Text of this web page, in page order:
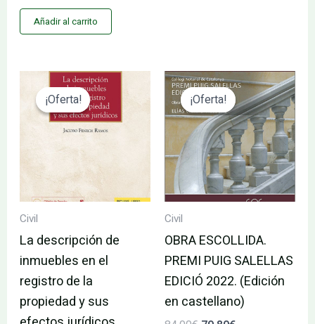
Añadir al carrito
¡Oferta!
¡Oferta!
Civil
La descripción de
inmuebles en el
registro de la
propiedad y sus
El
precio
original
era:
51.58€.
El
precio
actual
es:
49.00€.
¡Oferta!
¡Oferta!
Civil
OBRA ESCOLLIDA.
PREMI PUIG SALELLAS
EDICIÓ 2022. (Edición
en castellano)
El
precio
original
era:
84.00€.
El
precio
actual
es:
79.80€.